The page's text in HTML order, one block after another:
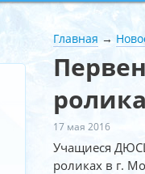
Главная →
17 мая 2016
Учащиеся
роликах в г.